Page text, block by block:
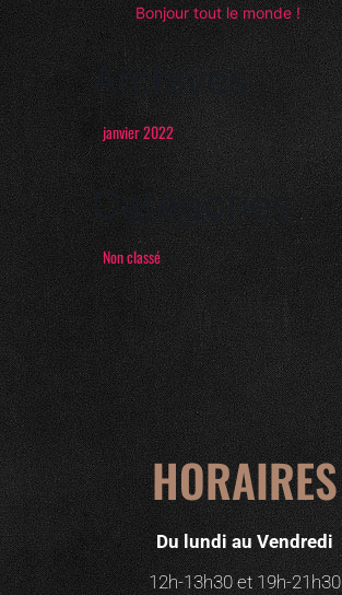
Bonjour tout le monde !
Archives
janvier 2022
Catégories
Non classé
HORAIRES
Du lundi au Vendredi
12h-13h30 et 19h-21h30